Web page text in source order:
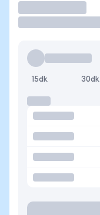
15dk 30dk